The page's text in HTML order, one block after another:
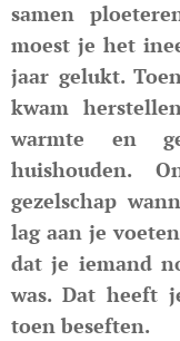
samen
moest je het
jaar gelukt.
kwam
warmte en
huishouden.
gezelschap
lag aan je
dat je iemand
was. Dat heeft
toen beseften.